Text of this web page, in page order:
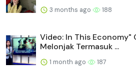
3 months ago 188
Video: In This Economy"
Melonjak Termasuk ...
1 month ago 187